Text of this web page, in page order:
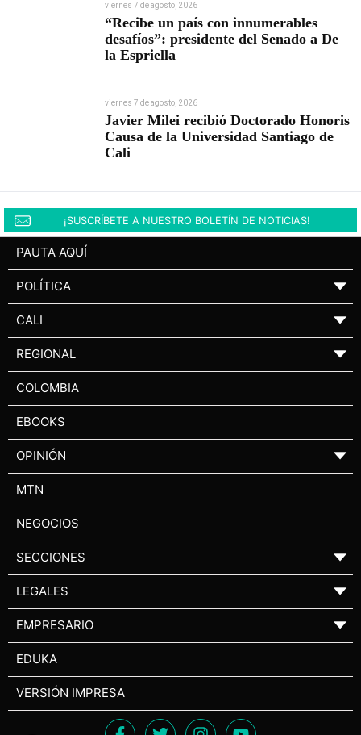
viernes 7 de agosto, 2026
“Recibe un país con innumerables
desafíos”: presidente del Senado a De
la Espriella
viernes 7 de agosto, 2026
Javier Milei recibió Doctorado Honoris
Causa de la Universidad Santiago de
Cali
¡SUSCRÍBETE A NUESTRO BOLETÍN DE NOTICIAS!
PAUTA AQUÍ
POLÍTICA ▼
CALI ▼
REGIONAL ▼
COLOMBIA
EBOOKS
OPINIÓN ▼
MTN
NEGOCIOS
SECCIONES ▼
LEGALES ▼
EMPRESARIO ▼
EDUKA
VERSIÓN IMPRESA